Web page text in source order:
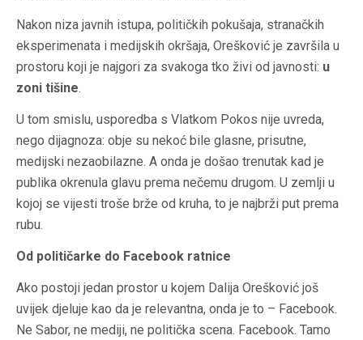
Nakon niza javnih istupa, političkih pokušaja, stranačkih
eksperimenata i medijskih okršaja, Orešković je završila u
prostoru koji je najgori za svakoga tko živi od javnosti: u
zoni tišine.
U tom smislu, usporedba s Vlatkom Pokos nije uvreda,
nego dijagnoza: obje su nekoć bile glasne, prisutne,
medijski nezaobilazne. A onda je došao trenutak kad je
publika okrenula glavu prema nečemu drugom. U zemlji u
kojoj se vijesti troše brže od kruha, to je najbrži put prema
rubu.
Od političarke do Facebook ratnice
Ako postoji jedan prostor u kojem Dalija Orešković još
uvijek djeluje kao da je relevantna, onda je to – Facebook.
Ne Sabor, ne mediji, ne politička scena. Facebook. Tamo